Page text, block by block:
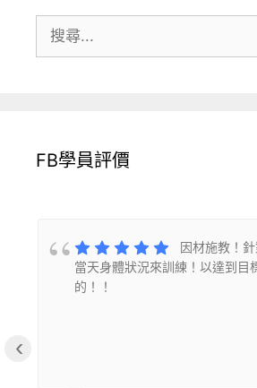
尋:
FB學員評價
因材施教！
當天身體狀況來訓練！以達到目
的！！
‹